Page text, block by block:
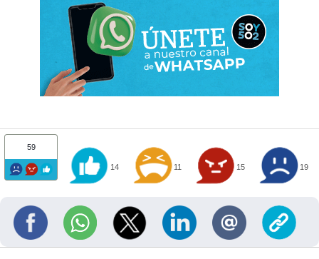
59
14 11 15 19